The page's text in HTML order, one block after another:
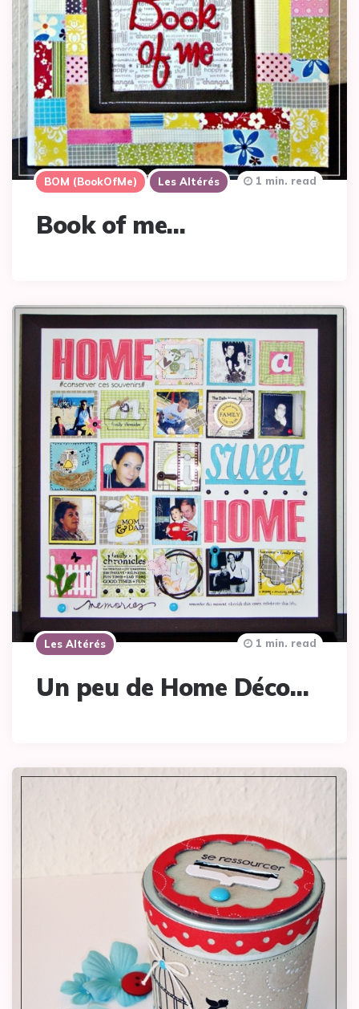
BOM (BookOfMe) Les Altérés
Book of me…
1 min. read
Les Altérés
Un peu de Home Déco…
1 min. read